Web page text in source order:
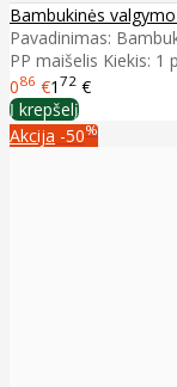
Bambukinės
Pavadinimas:
PP maišelis Kiekis: 1
086 €1 72 €
Į krepšelį
Akcija -50%